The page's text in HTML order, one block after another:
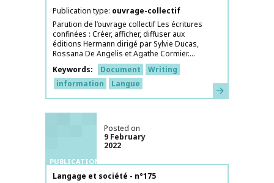
Publication type ouvrage-collectif
Parution de l’ouvrage collectif Les écritures
confinées : Créer, afficher, diffuser aux
éditions Hermann dirigé par Sylvie Ducas,
Rossana De Angelis et Agathe Cormier....
Keywords
Document
Writing
information
Langue Learn more
PUBLICATIONS
Posted on
9 February
2022
Publication name
Langage et société - n°175